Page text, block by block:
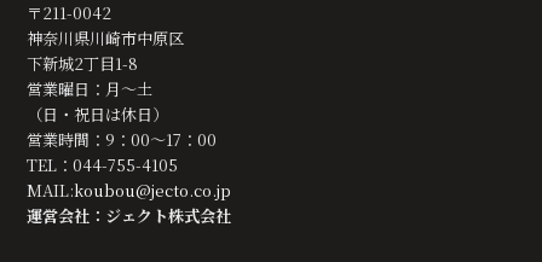
〒211-0042
神奈川県川崎市中原区
下新城2丁目1-8
営業曜日：月～土
（日・祝日は休日）
営業時間：9：00～17：00
TEL：044-755-4105
MAIL:koubou@jecto.co.jp
運営会社：ジェクト株式会社